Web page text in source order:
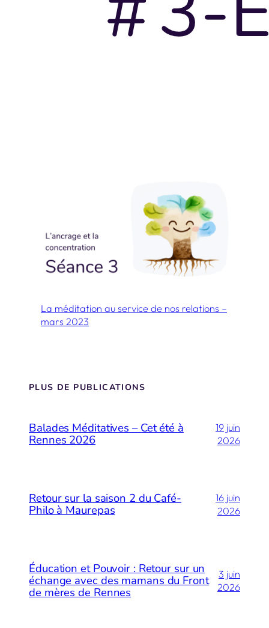
La méditation au service de nos relations –
mars 2023
PLUS DE PUBLICATIONS
Balades Méditatives – Cet été à
Rennes 2026
19 juin
2026
Retour sur la saison 2 du Café-
Philo à Maurepas
16 juin
2026
Éducation et Pouvoir : Retour sur un
échange avec des mamans du Front
de mères de Rennes
3 juin
2026